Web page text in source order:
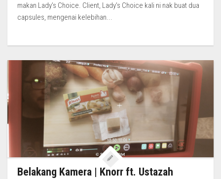
makan Lady’s Choice. Client, Lady’s Choice kali ni nak buat dua
capsules, mengenai kelebihan...
Belakang Kamera | Knorr ft. Ustazah